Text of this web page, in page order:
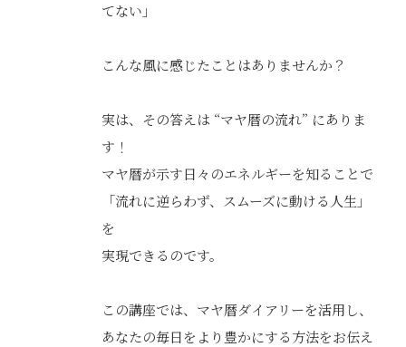
てない」
こんな風に感じたことはありませんか？
実は、その答えは “マヤ暦の流れ” にありま
す！
マヤ暦が示す日々のエネルギーを知ることで
「流れに逆らわず、スムーズに動ける人生」
を
実現できるのです。
この講座では、マヤ暦ダイアリーを活用し、
あなたの毎日をより豊かにする方法をお伝え